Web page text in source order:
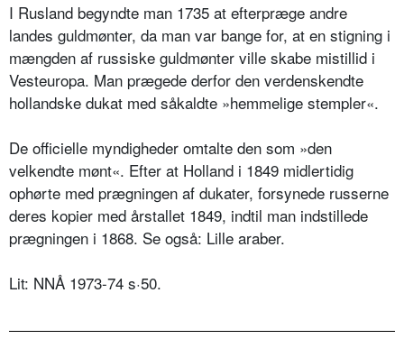
I Rusland begyndte man 1735 at efterpræge andre
landes guldmønter, da man var bange for, at en stigning i
mængden af russiske guldmønter ville skabe mistillid i
Vesteuropa. Man prægede derfor den verdenskendte
hollandske dukat med såkaldte »hemmelige stempler«.
De officielle myndigheder omtalte den som »den
velkendte mønt«. Efter at Holland i 1849 midlertidig
ophørte med prægningen af dukater, forsynede russerne
deres kopier med årstallet 1849, indtil man indstillede
prægningen i 1868. Se også: Lille araber.
Lit: NNÅ 1973-74 s·50.